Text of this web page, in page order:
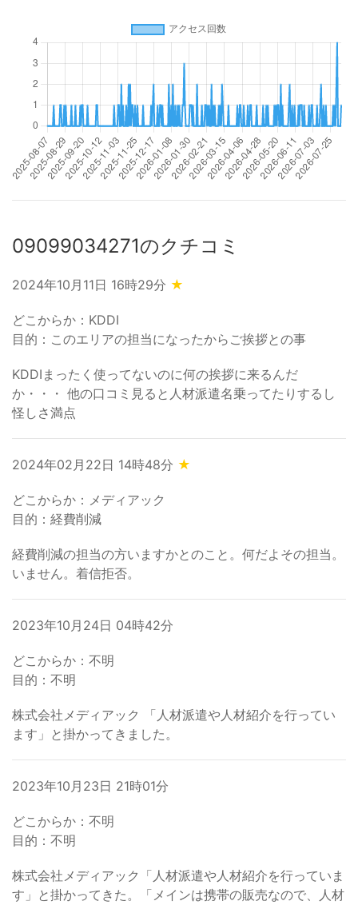
09099034271のクチコミ
2024年10月11日 16時29分 ★
どこからか：KDDI
目的：このエリアの担当になったからご挨拶との事
KDDIまったく使ってないのに何の挨拶に来るんだ
か・・・ 他の口コミ見ると人材派遣名乗ってたりするし
怪しさ満点
2024年02月22日 14時48分 ★
どこからか：メディアック
目的：経費削減
経費削減の担当の方いますかとのこと。何だよその担当。
いません。着信拒否。
2023年10月24日 04時42分
どこからか：不明
目的：不明
株式会社メディアック 「人材派遣や人材紹介を行ってい
ます」と掛かってきました。
2023年10月23日 21時01分
どこからか：不明
目的：不明
株式会社メディアック「人材派遣や人材紹介を行っていま
す」と掛かってきた。「メインは携帯の販売なので、人材